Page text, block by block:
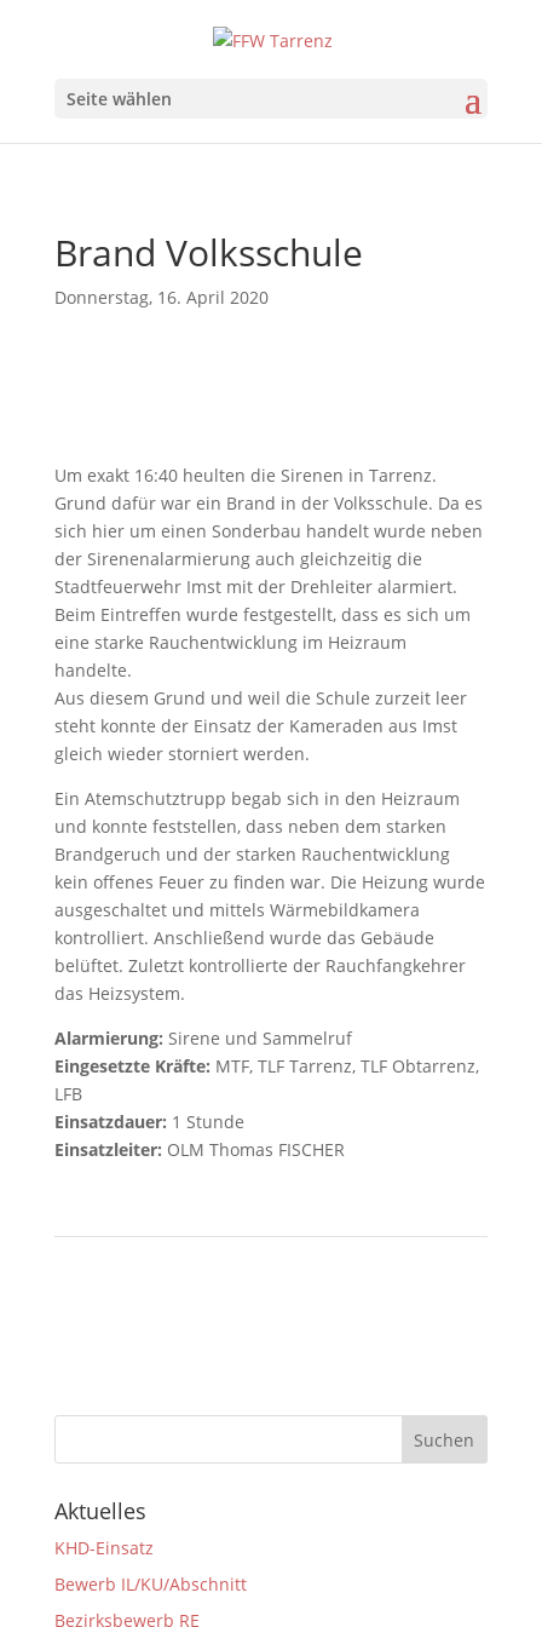
Seite wählen
Brand Volksschule
Donnerstag, 16. April 2020
Um exakt 16:40 heulten die Sirenen in Tarrenz.
Grund dafür war ein Brand in der Volksschule. Da es
sich hier um einen Sonderbau handelt wurde neben
der Sirenenalarmierung auch gleichzeitig die
Stadtfeuerwehr Imst mit der Drehleiter alarmiert.
Beim Eintreffen wurde festgestellt, dass es sich um
eine starke Rauchentwicklung im Heizraum
handelte.
Aus diesem Grund und weil die Schule zurzeit leer
steht konnte der Einsatz der Kameraden aus Imst
gleich wieder storniert werden.
Ein Atemschutztrupp begab sich in den Heizraum
und konnte feststellen, dass neben dem starken
Brandgeruch und der starken Rauchentwicklung
kein offenes Feuer zu finden war. Die Heizung wurde
ausgeschaltet und mittels Wärmebildkamera
kontrolliert. Anschließend wurde das Gebäude
belüftet. Zuletzt kontrollierte der Rauchfangkehrer
das Heizsystem.
Alarmierung: Sirene und Sammelruf
Eingesetzte Kräfte: MTF, TLF Tarrenz, TLF Obtarrenz,
LFB
Einsatzdauer: 1 Stunde
Einsatzleiter: OLM Thomas FISCHER
Aktuelles
KHD-Einsatz
Bewerb IL/KU/Abschnitt
Bezirksbewerb RE